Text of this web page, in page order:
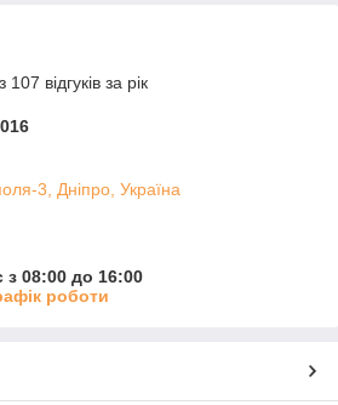
відгуків за рік
3, Дніпро, Україна
з 08:00 до 16:00
роботи